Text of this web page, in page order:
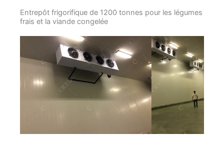
Entrepôt frigorifique de 1200 tonnes pour les légumes
frais et la viande congelée